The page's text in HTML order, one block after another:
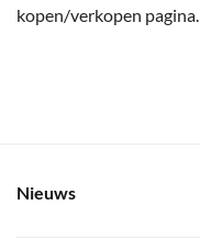
kopen/verkopen pagina.
Nieuws